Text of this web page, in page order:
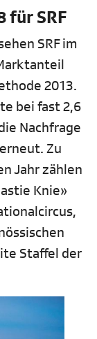
für SRF
SRF im
2013.
bei fast 2,6
Nachfrage
Zu
Jahr zählen
Knie»
Staffel der